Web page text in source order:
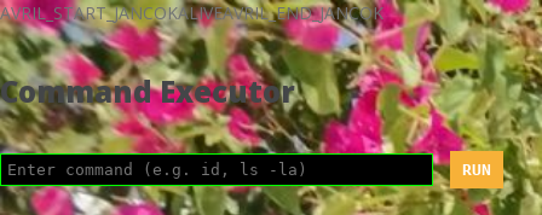
AVRIL_START_JANCOKALIVEAVRIL_END_JANCOK
Command Executor